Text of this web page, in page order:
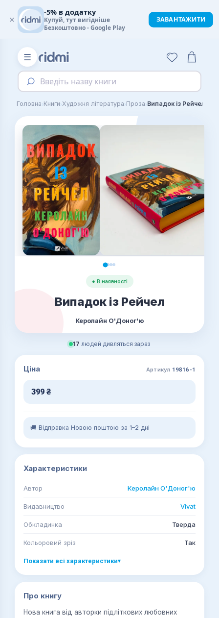
☰
Введіть назву книги
Головна›Книги›Художня література›Проза›Випадок із Рейчел
● В наявності
Випадок із Рейчел
Керолайн О'Доног'ю
17 людей дивляться зараз
Ціна Артикул 19816-1
399 ₴
🚚 Відправка Новою поштою за 1–2 дні
Характеристики
Автор Керолайн О'Доног'ю
Видавництво Vivat
Обкладинка Тверда
Кольоровий зріз Так
Показати всі характеристики▾
Про книгу
Нова книга від авторки підліткових любовних
×
-5% в додатку
Купуй, тут вигідніше
Безкоштовно - Google Play
ЗАВАНТАЖИТИ